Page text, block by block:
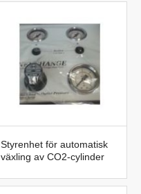
Styrenhet för automatisk
växling av CO2-cylinder